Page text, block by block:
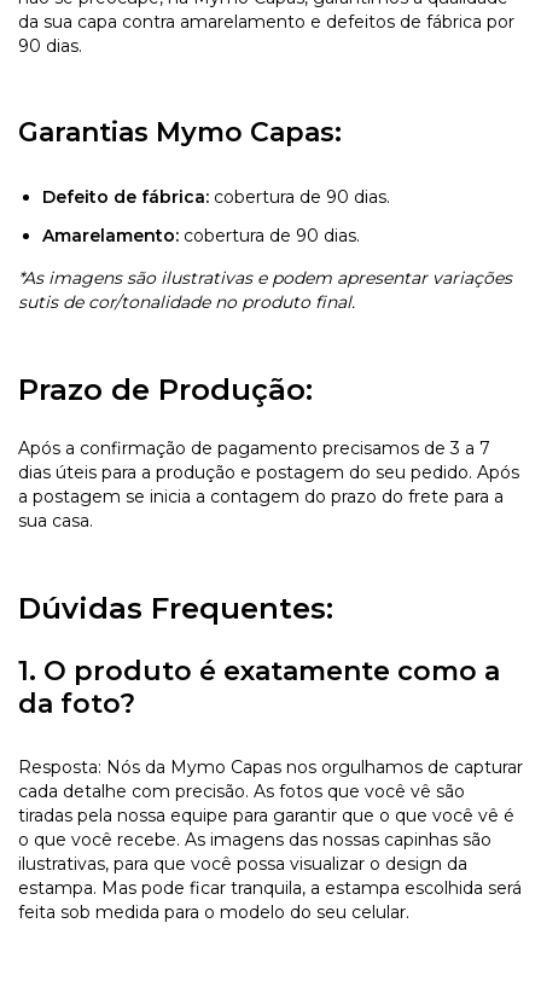
da sua capa contra amarelamento e defeitos de fábrica por
90 dias.
Garantias Mymo Capas:
Defeito de fábrica: cobertura de 90 dias.
Amarelamento: cobertura de 90 dias.
*As imagens são ilustrativas e podem apresentar variações
sutis de cor/tonalidade no produto final.
Prazo de Produção:
Após a confirmação de pagamento precisamos de 3 a 7
dias úteis para a produção e postagem do seu pedido. Após
a postagem se inicia a contagem do prazo do frete para a
sua casa.
Dúvidas Frequentes:
1. O produto é exatamente como a
da foto?
Resposta: Nós da Mymo Capas nos orgulhamos de capturar
cada detalhe com precisão. As fotos que você vê são
tiradas pela nossa equipe para garantir que o que você vê é
o que você recebe. As imagens das nossas capinhas são
ilustrativas, para que você possa visualizar o design da
estampa. Mas pode ficar tranquila, a estampa escolhida será
feita sob medida para o modelo do seu celular.